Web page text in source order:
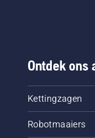
Ontdek ons
Kettingzagen
Robotmaaiers